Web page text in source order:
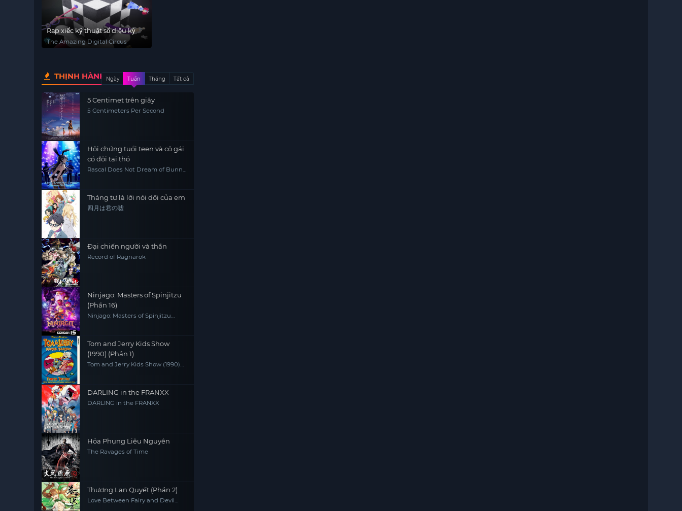
Rạp xiếc kỹ thuật số diệu kỳ
The Amazing Digital Circus
THỊNH HÀNHNgày Tuần Tháng Tất cả
5 Centimet trên giây
5 Centimeters Per Second
Hội chứng tuổi teen và cô gái
có đôi tai thỏ
Rascal Does Not Dream of Bunny
Tháng tư là lời nói dối của em
四月は君の嘘
Đại chiến người và thần
Record of Ragnarok
Ninjago: Masters of Spinjitzu
(Phần 16)
Ninjago: Masters of Spinjitzu
Tom and Jerry Kids Show
(1990) (Phần 1)
Tom and Jerry Kids Show (1990)
DARLING in the FRANXX
DARLING in the FRANXX
Hỏa Phụng Liêu Nguyên
The Ravages of Time
Thương Lan Quyết (Phần 2)
Love Between Fairy and Devil